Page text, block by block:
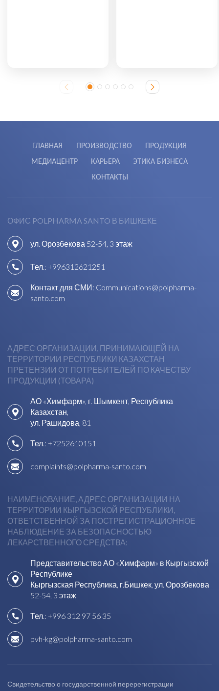
ГЛАВНАЯ ПРОИЗВОДСТВО
ПРОДУКЦИЯ
МЕДИАЦЕНТР
КАРЬЕРА
ЭТИКА БИЗНЕСА
КОНТАКТЫ
ОФИС POLPHARMA SANTO В БИШКЕКЕ
ул. Орозбекова 52-54, 3 этаж
Тел.: +996312621251
Контакт для СМИ: Communications@polpharma-
santo.com
АДРЕС ОРГАНИЗАЦИИ, ПРИНИМАЮЩЕЙ НА
ТЕРРИТОРИИ РЕСПУБЛИКИ КАЗАХСТАН
ПРЕТЕНЗИИ ОТ ПОТРЕБИТЕЛЕЙ ПО КАЧЕСТВУ
ПРОДУКЦИИ (ТОВАРА)
АО «Химфарм», г. Шымкент, Республика
Казахстан,
ул. Рашидова, 81
Тел.: +7252610151
complaints@polpharma-santo.com
НАИМЕНОВАНИЕ, АДРЕС ОРГАНИЗАЦИИ НА
ТЕРРИТОРИИ КЫРГЫЗСКОЙ РЕСПУБЛИКИ,
ОТВЕТСТВЕННОЙ ЗА ПОСТРЕГИСТРАЦИОННОЕ
НАБЛЮДЕНИЕ ЗА БЕЗОПАСНОСТЬЮ
ЛЕКАРСТВЕННОГО СРЕДСТВА:
Представительство АО «Химфарм» в Кыргызской
Республике
Кыргызская Республика, г.Бишкек, ул. Орозбекова
52-54, 3 этаж
Тел.: +996 312 97 56 35
pvh-kg@polpharma-santo.com
Свидетельство о государственной перерегистрации